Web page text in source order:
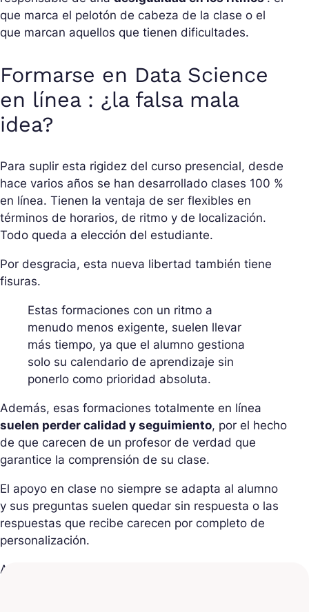
que marca el pelotón de cabeza de la clase o el
que marcan aquellos que tienen dificultades.
Formarse en Data Science
en línea : ¿la falsa mala
idea?
Para suplir esta rigidez del curso presencial, desde
hace varios años se han desarrollado clases 100 %
en línea. Tienen la ventaja de ser flexibles en
términos de horarios, de ritmo y de localización.
Todo queda a elección del estudiante.
Por desgracia, esta nueva libertad también tiene
fisuras.
Estas formaciones con un ritmo a
menudo menos exigente, suelen llevar
más tiempo, ya que el alumno gestiona
solo su calendario de aprendizaje sin
ponerlo como prioridad absoluta.
Además, esas formaciones totalmente en línea
suelen perder calidad y seguimiento, por el hecho
de que carecen de un profesor de verdad que
garantice la comprensión de su clase.
El apoyo en clase no siempre se adapta al alumno
y sus preguntas suelen quedar sin respuesta o las
respuestas que recibe carecen por completo de
personalización.
A esto se añade gran parte de automatización, en